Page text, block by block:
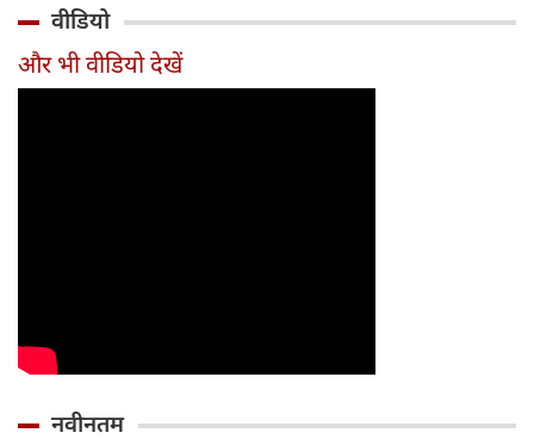
सावधान
का जन्म
किसे
वीडियो
और भी वीडियो देखें
नवीनतम